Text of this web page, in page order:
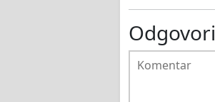
Odgovori